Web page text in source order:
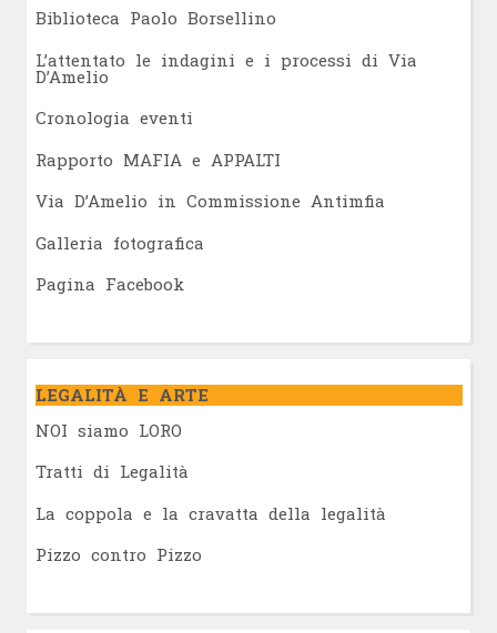
Biblioteca Paolo Borsellino
L’attentato le indagini e i processi di Via
D’Amelio
Cronologia eventi
Rapporto MAFIA e APPALTI
Via D’Amelio in Commissione Antimfia
Galleria fotografica
Pagina Facebook
LEGALITÀ E ARTE
NOI siamo LORO
Tratti di Legalità
La coppola e la cravatta della legalità
Pizzo contro Pizzo